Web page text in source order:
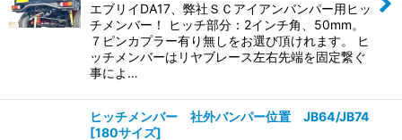
エブリイDA17、弊社ＳＣアイアンバンパー用ヒッ
チメンバー！ ヒッチ部分：2インチ角、50mm。
７ピンカプラー有り無しをお選び頂けれます。 ヒ
ッチメンバーはリヤブレース左右先端を固定繋ぐ
事によ…
ヒッチメンバー 社外バンパー位置 JB64/JB74
[180サイズ]